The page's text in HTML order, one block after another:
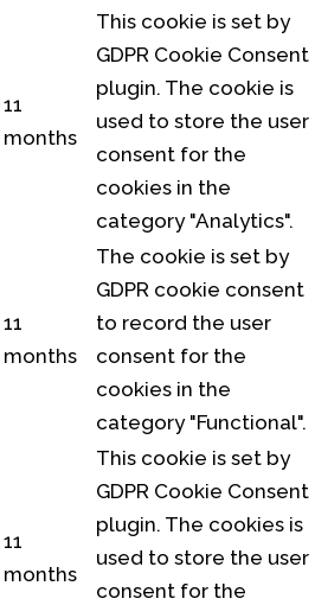
11
months
This cookie is set by
GDPR Cookie Consent
plugin. The cookie is
used to store the user
consent for the
cookies in the
category "Analytics".
11
months
The cookie is set by
GDPR cookie consent
to record the user
consent for the
cookies in the
category "Functional".
11
months
This cookie is set by
GDPR Cookie Consent
plugin. The cookies is
used to store the user
consent for the